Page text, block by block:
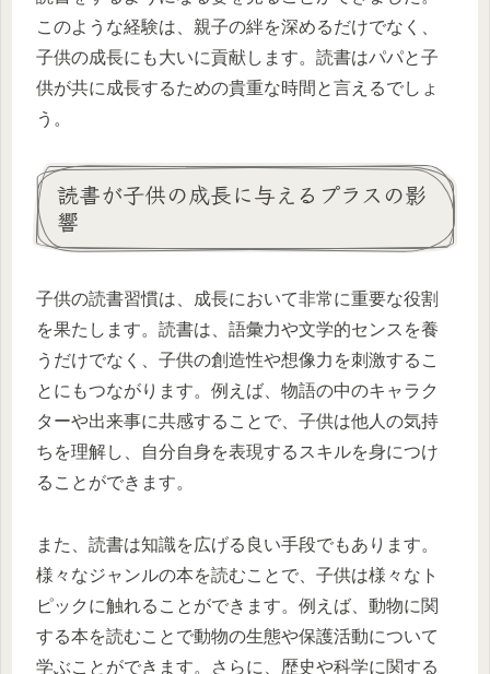
このような経験は、親子の絆を深めるだけでなく、
子供の成長にも大いに貢献します。読書はパパと子
供が共に成長するための貴重な時間と言えるでしょ
う。
読書が子供の成長に与えるプラスの影
響
子供の読書習慣は、成長において非常に重要な役割
を果たします。読書は、語彙力や文学的センスを養
うだけでなく、子供の創造性や想像力を刺激するこ
とにもつながります。例えば、物語の中のキャラク
ターや出来事に共感することで、子供は他人の気持
ちを理解し、自分自身を表現するスキルを身につけ
ることができます。
また、読書は知識を広げる良い手段でもあります。
様々なジャンルの本を読むことで、子供は様々なト
ピックに触れることができます。例えば、動物に関
する本を読むことで動物の生態や保護活動について
学ぶことができます。さらに、歴史や科学に関する